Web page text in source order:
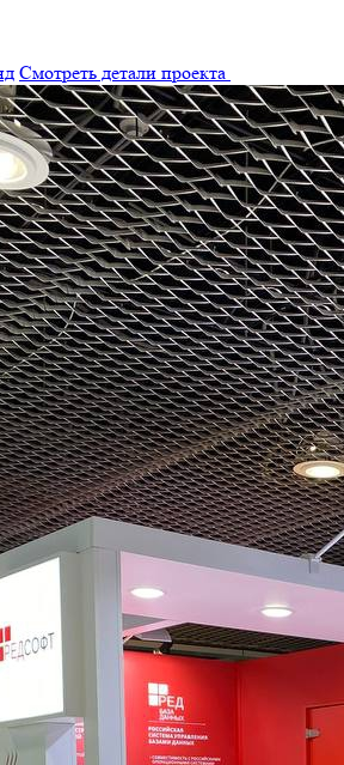
Смотреть детали проекта